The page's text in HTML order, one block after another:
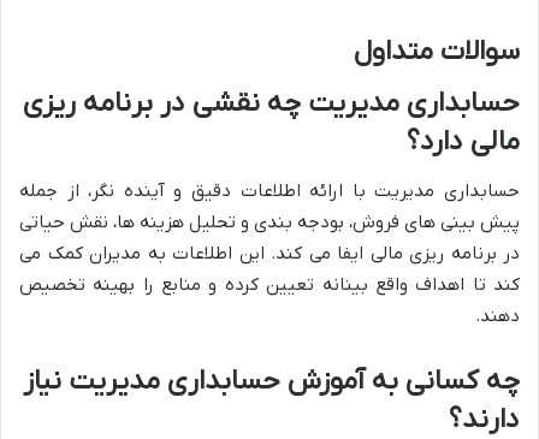
سوالات متداول
حسابداری مدیریت چه نقشی در برنامه ریزی
مالی دارد؟
حسابداری مدیریت با ارائه اطلاعات دقیق و آینده نگر، از جمله
پیش بینی های فروش، بودجه بندی و تحلیل هزینه ها، نقش حیاتی
در برنامه ریزی مالی ایفا می کند. این اطلاعات به مدیران کمک می
کند تا اهداف واقع بینانه تعیین کرده و منابع را بهینه تخصیص
دهند.
چه کسانی به آموزش حسابداری مدیریت نیاز
دارند؟